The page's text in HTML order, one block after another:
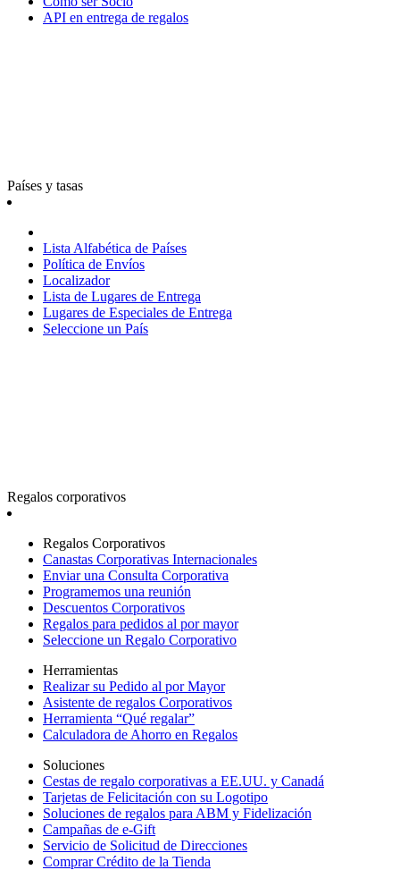
API en entrega de regalos
Países y tasas
Lista Alfabética de Países
Política de Envíos
Localizador
Lista de Lugares de Entrega
Lugares de Especiales de Entrega
Seleccione un País
Regalos corporativos
Regalos Corporativos
Canastas Corporativas Internacionales
Enviar una Consulta Corporativa
Programemos una reunión
Descuentos Corporativos
Regalos para pedidos al por mayor
Seleccione un Regalo Corporativo
Herramientas
Realizar su Pedido al por Mayor
Asistente de regalos Corporativos
Herramienta “Qué regalar”
Calculadora de Ahorro en Regalos
Soluciones
Cestas de regalo corporativas a EE.UU. y Canadá
Tarjetas de Felicitación con su Logotipo
Soluciones de regalos para ABM y Fidelización
Campañas de e-Gift
Servicio de Solicitud de Direcciones
Comprar Crédito de la Tienda